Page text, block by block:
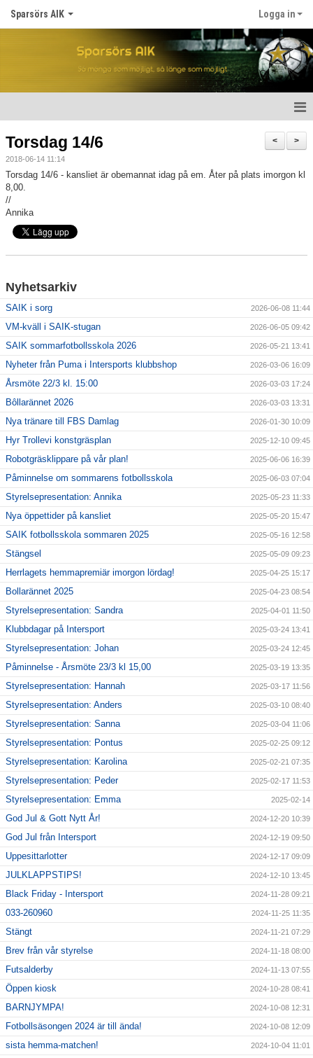
Sparsörs AIK Logga in
Nyheter
Om SAIK
Våra lag
Kalender
Matcher
För spelare/barn
För ledare
SAIK-shopen
Elljusspår
Klubbstugan
Bildgalleri
Stödmedlem
>
<
Torsdag 14/6
2018-06-14 11:14
Torsdag 14/6 - kansliet är obemannat idag på em. Åter på plats imorgon kl
8,00.
//
Annika
Nyhetsarkiv
SAIK i sorg 2026-06-08 11:44
VM-kväll i SAIK-stugan 2026-06-05 09:42
SAIK sommarfotbollsskola 2026 2026-05-21 13:41
Nyheter från Puma i Intersports klubbshop 2026-03-06 16:09
Årsmöte 22/3 kl. 15:00 2026-03-03 17:24
Bôllarännet 2026 2026-03-03 13:31
Nya tränare till FBS Damlag 2026-01-30 10:09
Hyr Trollevi konstgräsplan 2025-12-10 09:45
Robotgräsklippare på vår plan! 2025-06-06 16:39
Påminnelse om sommarens fotbollsskola 2025-06-03 07:04
Styrelsepresentation: Annika 2025-05-23 11:33
Nya öppettider på kansliet 2025-05-20 15:47
SAIK fotbollsskola sommaren 2025 2025-05-16 12:58
Stängsel 2025-05-09 09:23
Herrlagets hemmapremiär imorgon lördag! 2025-04-25 15:17
Bollarännet 2025 2025-04-23 08:54
Styrelsepresentation: Sandra 2025-04-01 11:50
Klubbdagar på Intersport 2025-03-24 13:41
Styrelsepresentation: Johan 2025-03-24 12:45
Påminnelse - Årsmöte 23/3 kl 15,00 2025-03-19 13:35
Styrelsepresentation: Hannah 2025-03-17 11:56
Styrelsepresentation: Anders 2025-03-10 08:40
Styrelsepresentation: Sanna 2025-03-04 11:06
Styrelsepresentation: Pontus 2025-02-25 09:12
Styrelsepresentation: Karolina 2025-02-21 07:35
Styrelsepresentation: Peder 2025-02-17 11:53
Styrelsepresentation: Emma 2025-02-14
God Jul & Gott Nytt År! 2024-12-20 10:39
God Jul från Intersport 2024-12-19 09:50
Uppesittarlotter 2024-12-17 09:09
JULKLAPPSTIPS! 2024-12-10 13:45
Black Friday - Intersport 2024-11-28 09:21
033-260960 2024-11-25 11:35
Stängt 2024-11-21 07:29
Brev från vår styrelse 2024-11-18 08:00
Futsalderby 2024-11-13 07:55
Öppen kiosk 2024-10-28 08:41
BARNJYMPA! 2024-10-08 12:31
Fotbollsäsongen 2024 är till ända! 2024-10-08 12:09
sista hemma-matchen! 2024-10-04 11:01